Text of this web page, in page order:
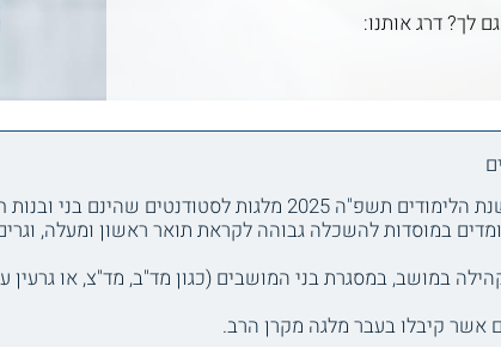
לך? דרג אותנו:
קרן הרב מנחם הכהן למלגות מציעה בשנת הלימודים תשפ"ה 2025
במוסדות להשכלה גבוהה לקראת תואר ראשון ומעלה,
במושב, במסגרת בני המושבים (כגון מד"ב, מד"צ, או
אשר קיבלו בעבר מלגה מקרן הרב.